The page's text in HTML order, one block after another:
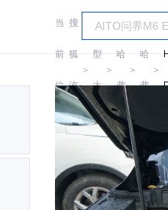
当
前
位
置:
搜
狐
汽
车
＞
车
型
大
全
＞
哈
弗
＞
哈
弗
＞